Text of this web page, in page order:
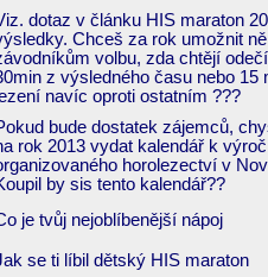
dotaz v článku HIS maraton
Chceš za rok umožnit
volbu, zda chtějí
z výsledného času nebo 15
navíc oproti ostatním ???
bude dostatek zájemců,
rok 2013 vydat kalendář k
horolezectví v
by sis tento kalendář??
je tvůj nejoblíbenější nápoj
se ti líbil dětský HIS maraton